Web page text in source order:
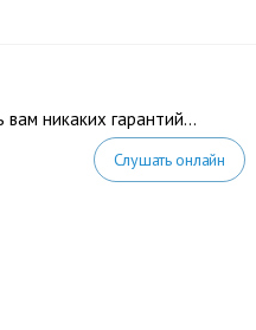
никаких гарантий…
Слушать онлайн